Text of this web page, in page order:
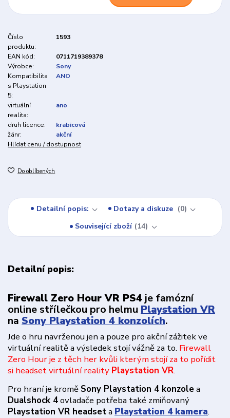
Číslo
produktu:
1593
EAN kód:
0711719389378
Výrobce:
Sony
Kompatibilita
s Playstation
5:
ANO
virtuální
realita:
ano
druh licence:
krabicová
žánr:
akční
Hlídat cenu / dostupnost
Do oblíbených
Detailní popis: Dotazy a diskuze
0
Související zboží
14
Detailní popis:
Firewall Zero Hour VR PS4 je famózní
online střílečkou pro helmu Playstation VR
na Sony Playstation 4 konzolích.
Jde o hru navrženou jen a pouze pro akční zážitek ve
virtuální realitě a výsledek stojí vážně za to. Firewall
Zero Hour je z těch her kvůli kterým stojí za to pořídit
si headset virtuální reality Playstation VR.
Pro hraní je kromě Sony Playstation 4 konzolea
Dualshock 4ovladače potřeba také zmiňovaný
Playstation VR headseta Playstation 4 kamera.